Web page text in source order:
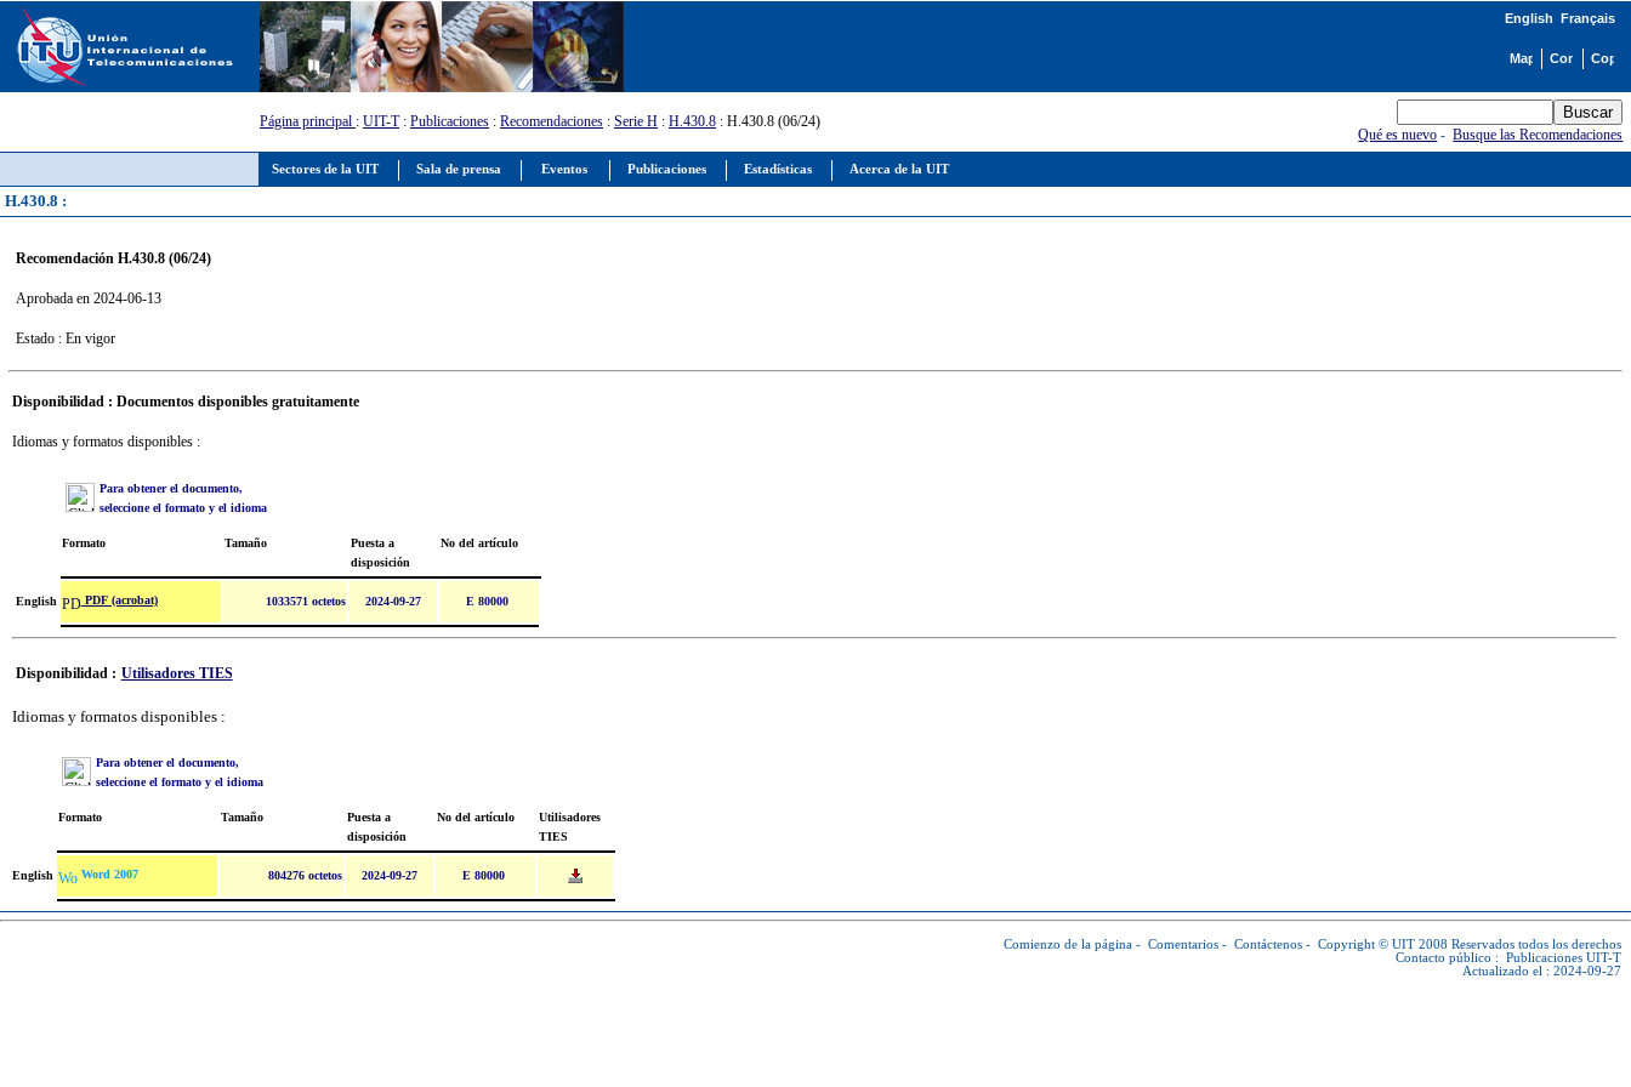
Sectores de la UIT Sala de prensa Eventos Publicaciones Estadísticas Acerca de la UIT
English Français
Página principal : UIT-T: Publicaciones : Recomendaciones : Serie H : H.430.8 : H.430.8 (06/24)
Qué es nuevo -Busque las Recomendaciones
H.430.8 :
Recomendación H.430.8 (06/24)
Aprobada en 2024-06-13
Estado : En vigor
Disponibilidad : Documentos disponibles gratuitamente
Idiomas y formatos disponibles :
Para obtener el documento,
seleccione el formato y el idioma
Formato Tamaño
Puesta a
disposición
No del artículo
English PDF (acrobat) 1033571 octetos 2024-09-27 E 80000
Disponibilidad : Utilisadores TIES
Idiomas y formatos disponibles :
Para obtener el documento,
seleccione el formato y el idioma
Formato Tamaño
Puesta a
disposición
No del artículo
Utilisadores
TIES
English Word 2007 804276 octetos 2024-09-27 E 80000
Comienzo de la página - Comentarios - Contáctenos - Copyright © UIT 2008 Reservados todos los derechos
Contacto público : Publicaciones UIT-T
Actualizado el : 2024-09-27